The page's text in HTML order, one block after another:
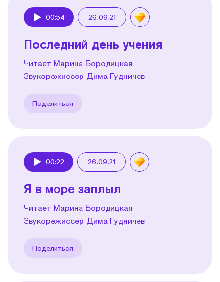
00:54 26.09.21
Последний день учения
Читает Марина Бородицкая
Звукорежиссер Дима Гудничев
Поделиться
00:22 26.09.21
Я в море заплыл
Читает Марина Бородицкая
Звукорежиссер Дима Гудничев
Поделиться